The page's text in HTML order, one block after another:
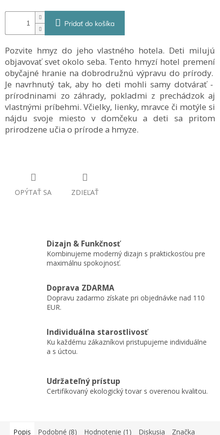
Pridať do košíka
Pozvite hmyz do jeho vlastného hotela. Deti milujú
objavovať svet okolo seba. Tento hmyzí hotel premení
obyčajné hranie na dobrodružnú výpravu do prírody.
Je navrhnutý tak, aby ho deti mohli samy dotvárať -
prírodninami zo záhrady, pokladmi z prechádzok aj
vlastnými príbehmi. Včielky, lienky, mravce či motýle si
nájdu svoje miesto v domčeku a deti sa pritom
prirodzene učia o prírode a hmyze.
OPÝTAŤ SA ZDIEĽAŤ
Dizajn & Funkčnosť
Kombinujeme moderný dizajn s praktickosťou pre
maximálnu spokojnosť.
Doprava ZDARMA
Dopravu zadarmo získate pri objednávke nad 110
EUR.
Individuálna starostlivosť
Ku každému zákazníkovi pristupujeme individuálne
a s úctou.
Udržateľný prístup
Certifikovaný ekologický tovar s overenou kvalitou.
Popis Podobné (8) Hodnotenie (1) Diskusia Značka